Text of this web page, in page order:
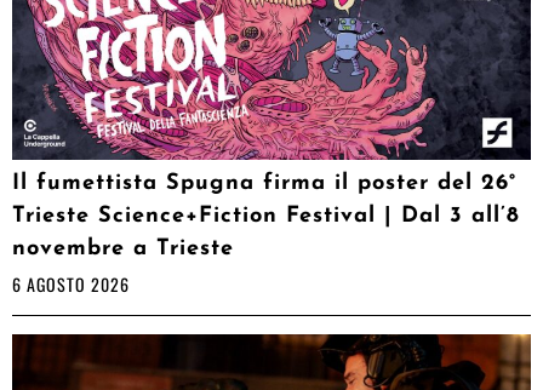
Il fumettista Spugna firma il poster del 26°
Trieste Science+Fiction Festival | Dal 3 all’8
novembre a Trieste
6 AGOSTO 2026